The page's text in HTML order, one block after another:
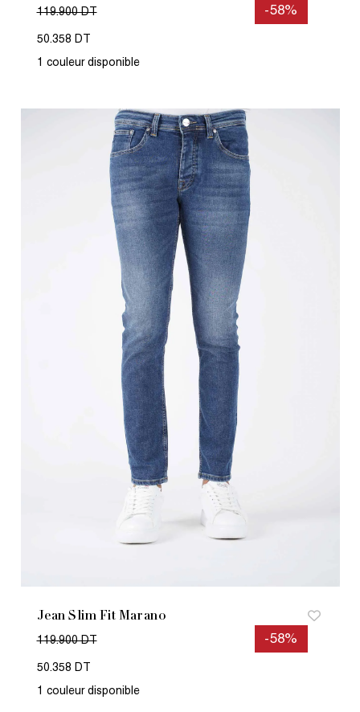
-58%
119.900 DT
50.358 DT
1 couleur disponible
Jean Slim Fit Marano
-58%
119.900 DT
50.358 DT
1 couleur disponible